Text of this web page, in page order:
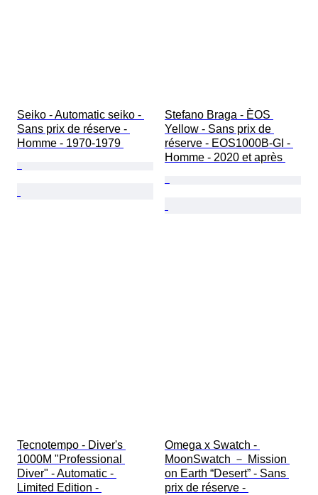
Seiko - Automatic seiko -
Sans prix de réserve -
Homme - 1970-1979
Stefano Braga - ÈOS
Yellow - Sans prix de
réserve - EOS1000B-GI -
Homme - 2020 et après
Tecnotempo - Diver's
1000M "Professional
Diver" - Automatic -
Limited Edition -
Omega x Swatch -
MoonSwatch － Mission
on Earth “Desert” - Sans
prix de réserve -